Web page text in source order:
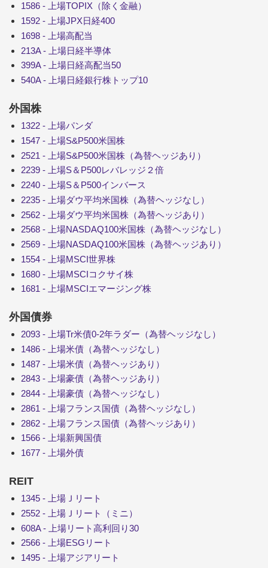
1586 - 上場TOPIX（除く金融）
1592 - 上場JPX日経400
1698 - 上場高配当
213A - 上場日経半導体
399A - 上場日経高配当50
540A - 上場日経銀行株トップ10
外国株
1322 - 上場パンダ
1547 - 上場S&P500米国株
2521 - 上場S&P500米国株（為替ヘッジあり）
2239 - 上場S＆P500レバレッジ２倍
2240 - 上場S＆P500インバース
2235 - 上場ダウ平均米国株（為替ヘッジなし）
2562 - 上場ダウ平均米国株（為替ヘッジあり）
2568 - 上場NASDAQ100米国株（為替ヘッジなし）
2569 - 上場NASDAQ100米国株（為替ヘッジあり）
1554 - 上場MSCI世界株
1680 - 上場MSCIコクサイ株
1681 - 上場MSCIエマージング株
外国債券
2093 - 上場Tr米債0-2年ラダー（為替ヘッジなし）
1486 - 上場米債（為替ヘッジなし）
1487 - 上場米債（為替ヘッジあり）
2843 - 上場豪債（為替ヘッジあり）
2844 - 上場豪債（為替ヘッジなし）
2861 - 上場フランス国債（為替ヘッジなし）
2862 - 上場フランス国債（為替ヘッジあり）
1566 - 上場新興国債
1677 - 上場外債
REIT
1345 - 上場Ｊリート
2552 - 上場Ｊリート（ミニ）
608A - 上場リート高利回り30
2566 - 上場ESGリート
1495 - 上場アジアリート